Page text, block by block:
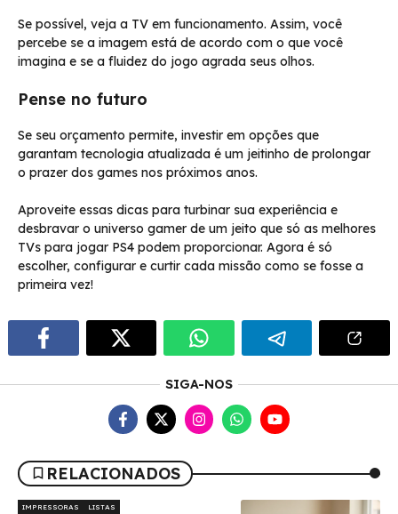
Se possível, veja a TV em funcionamento. Assim, você
percebe se a imagem está de acordo com o que você
imagina e se a fluidez do jogo agrada seus olhos.
Pense no futuro
Se seu orçamento permite, investir em opções que
garantam tecnologia atualizada é um jeitinho de prolongar
o prazer dos games nos próximos anos.
Aproveite essas dicas para turbinar sua experiência e
desbravar o universo gamer de um jeito que só as melhores
TVs para jogar PS4 podem proporcionar. Agora é só
escolher, configurar e curtir cada missão como se fosse a
primeira vez!
SIGA-NOS
RELACIONADOS
IMPRESSORAS LISTAS